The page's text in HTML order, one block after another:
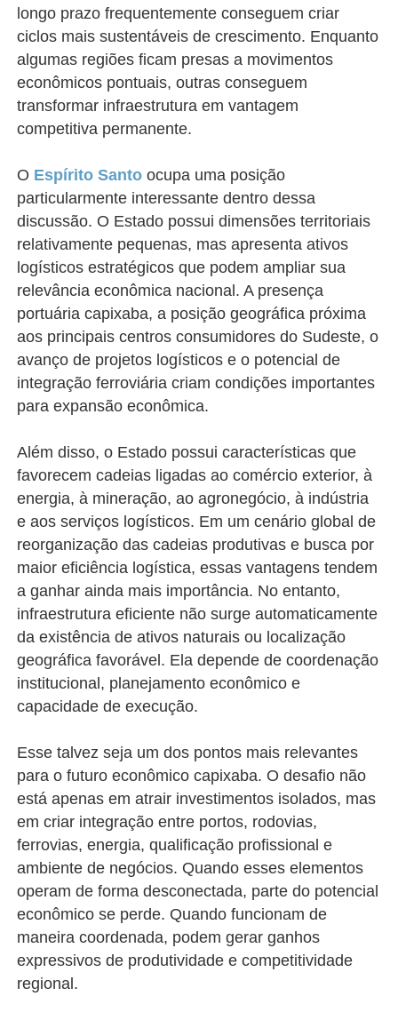
longo prazo frequentemente conseguem criar
ciclos mais sustentáveis de crescimento. Enquanto
algumas regiões ficam presas a movimentos
econômicos pontuais, outras conseguem
transformar infraestrutura em vantagem
competitiva permanente.
O Espírito Santo ocupa uma posição
particularmente interessante dentro dessa
discussão. O Estado possui dimensões territoriais
relativamente pequenas, mas apresenta ativos
logísticos estratégicos que podem ampliar sua
relevância econômica nacional. A presença
portuária capixaba, a posição geográfica próxima
aos principais centros consumidores do Sudeste, o
avanço de projetos logísticos e o potencial de
integração ferroviária criam condições importantes
para expansão econômica.
Além disso, o Estado possui características que
favorecem cadeias ligadas ao comércio exterior, à
energia, à mineração, ao agronegócio, à indústria
e aos serviços logísticos. Em um cenário global de
reorganização das cadeias produtivas e busca por
maior eficiência logística, essas vantagens tendem
a ganhar ainda mais importância. No entanto,
infraestrutura eficiente não surge automaticamente
da existência de ativos naturais ou localização
geográfica favorável. Ela depende de coordenação
institucional, planejamento econômico e
capacidade de execução.
Esse talvez seja um dos pontos mais relevantes
para o futuro econômico capixaba. O desafio não
está apenas em atrair investimentos isolados, mas
em criar integração entre portos, rodovias,
ferrovias, energia, qualificação profissional e
ambiente de negócios. Quando esses elementos
operam de forma desconectada, parte do potencial
econômico se perde. Quando funcionam de
maneira coordenada, podem gerar ganhos
expressivos de produtividade e competitividade
regional.